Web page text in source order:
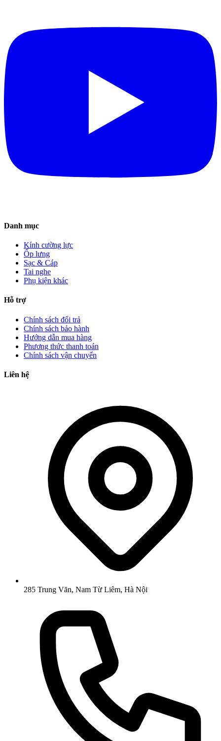
Danh mục
Kính cường lực
Ốp lưng
Sạc & Cáp
Tai nghe
Phụ kiện khác
Hỗ trợ
Chính sách đổi trả
Chính sách bảo hành
Hướng dẫn mua hàng
Phương thức thanh toán
Chính sách vận chuyển
Liên hệ
285 Trung Văn, Nam Từ Liêm, Hà Nội